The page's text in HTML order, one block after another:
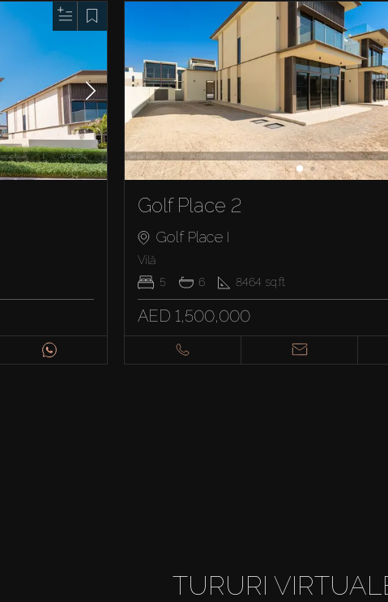
Golf Place 2
Golf Place I
Vilă
5
6 8464 sq.ft
AED 1,500,000
TURURI